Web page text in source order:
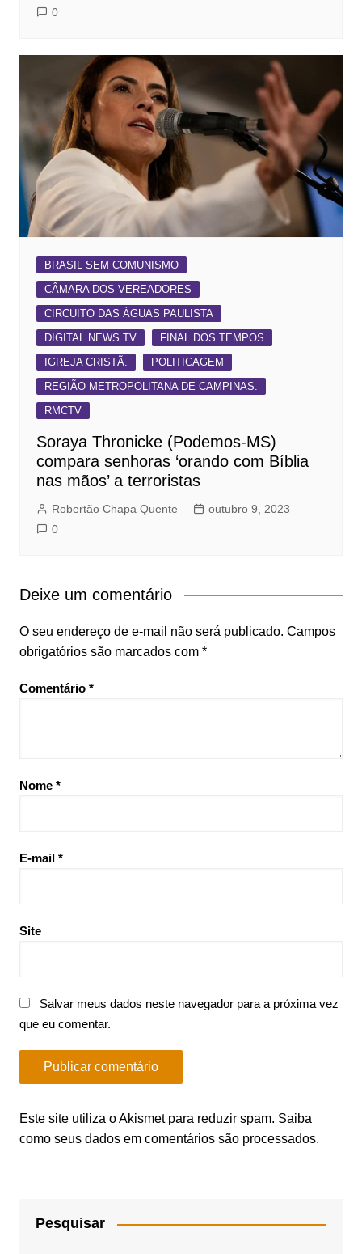
0
BRASIL SEM COMUNISMO
CÂMARA DOS VEREADORES
CIRCUITO DAS ÁGUAS PAULISTA
DIGITAL NEWS TV
FINAL DOS TEMPOS
IGREJA CRISTÃ.
POLITICAGEM
REGIÃO METROPOLITANA DE CAMPINAS.
RMCTV
Soraya Thronicke (Podemos-MS)
compara senhoras ‘orando com Bíblia
nas mãos’ a terroristas
Robertão Chapa Quente
outubro 9, 2023
0
Deixe um comentário
O seu endereço de e-mail não será publicado. Campos
obrigatórios são marcados com *
Comentário *
Nome *
E-mail *
Site
Salvar meus dados neste navegador para a próxima vez
que eu comentar.
Este site utiliza o Akismet para reduzir spam. Saiba
como seus dados em comentários são processados.
Pesquisar